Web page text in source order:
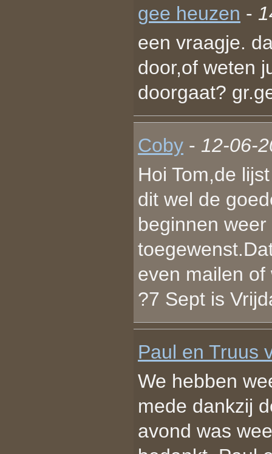
gee heuzen -
een vraagje.
door,of weten
doorgaat?
Coby - 12-06-
Hoi Tom,de
dit wel de
beginnen
even mailen
?7 Sept is
Paul en Truus
We hebben
mede dankzij
avond was